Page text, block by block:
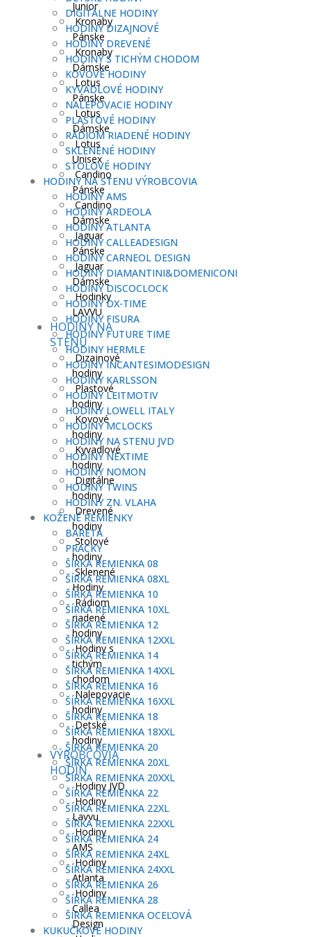
Junior
Kronaby
Pánske
Kronaby
Dámske
Lotus
Pánske
Lotus
Dámske
Lotus
Unisex
Candino
Pánske
Candino
Dámske
Jaguar
Pánske
Jaguar
Dámske
Hodinky
LAVVU
HODINY NA
STENU
Dizajnové
hodiny
Plastové
hodiny
Kovové
hodiny
Kyvadlové
hodiny
Digitálne
hodiny
Drevené
hodiny
Stolové
hodiny
Sklenené
Hodiny
Rádiom
riadené
hodiny
Hodiny s
tichým
chodom
Nalepovacie
hodiny
Detské
hodiny
VÝROBCOVIA
HODÍN
Hodiny JVD
Hodiny
Lavvu
Hodiny
AMS
Hodiny
Atlanta
Hodiny
Callea
Design
DIGITÁLNE HODINY
HODINY DIZAJNOVÉ
HODINY DREVENÉ
HODINY S TICHÝM CHODOM
KOVOVÉ HODINY
KYVADLOVÉ HODINY
NALEPOVACIE HODINY
PLASTOVÉ HODINY
RÁDIOM RIADENÉ HODINY
SKLENENÉ HODINY
STOLOVÉ HODINY
HODINY NA STENU VÝROBCOVIA
HODINY AMS
HODINY ARDEOLA
HODINY ATLANTA
HODINY CALLEADESIGN
HODINY CARNEOL DESIGN
HODINY DIAMANTINI&DOMENICONI
HODINY DISCOCLOCK
HODINY DX-TIME
HODINY FISURA
HODINY FUTURE TIME
HODINY HERMLE
HODINY INCANTESIMODESIGN
HODINY KARLSSON
HODINY LEITMOTIV
HODINY LOWELL ITALY
HODINY MCLOCKS
HODINY NA STENU JVD
HODINY NEXTIME
HODINY NOMON
HODINY TWINS
HODINY ZN. VLAHA
KOŽENÉ REMIENKY
BARETA
PRACKY
ŠÍRKA REMIENKA 08
ŠÍRKA REMIENKA 08XL
ŠÍRKA REMIENKA 10
ŠÍRKA REMIENKA 10XL
ŠÍRKA REMIENKA 12
ŠÍRKA REMIENKA 12XXL
ŠÍRKA REMIENKA 14
ŠÍRKA REMIENKA 14XXL
ŠÍRKA REMIENKA 16
ŠÍRKA REMIENKA 16XXL
ŠÍRKA REMIENKA 18
ŠÍRKA REMIENKA 18XXL
ŠÍRKA REMIENKA 20
ŠÍRKA REMIENKA 20XL
ŠÍRKA REMIENKA 20XXL
ŠÍRKA REMIENKA 22
ŠÍRKA REMIENKA 22XL
ŠÍRKA REMIENKA 22XXL
ŠÍRKA REMIENKA 24
ŠÍRKA REMIENKA 24XL
ŠÍRKA REMIENKA 24XXL
ŠÍRKA REMIENKA 26
ŠÍRKA REMIENKA 28
ŠÍRKA REMIENKA OCEĽOVÁ
KUKUČKOVÉ HODINY